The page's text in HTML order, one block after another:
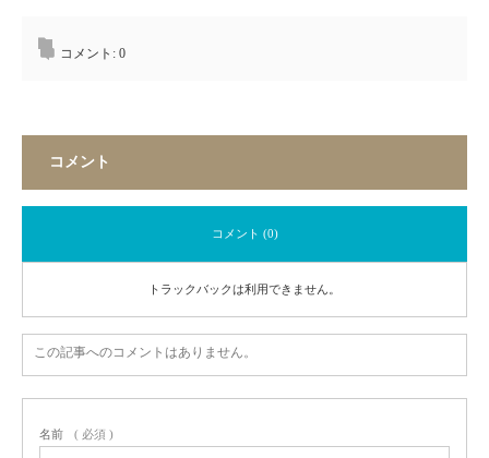
コメント: 0
コメント
コメント (0)
トラックバックは利用できません。
この記事へのコメントはありません。
名前 ( 必須 )